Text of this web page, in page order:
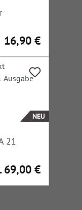
Regulärer Preis:
16,90 €
NEU
21
Preis:
69,00 €